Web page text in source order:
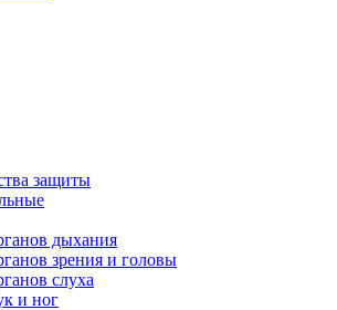
защиты
дыхания
зрения и головы
слуха
и ног